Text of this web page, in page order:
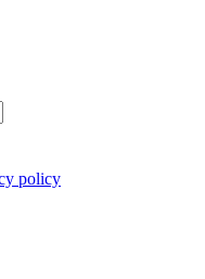
policy